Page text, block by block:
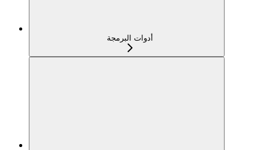
أدوات البرمجة